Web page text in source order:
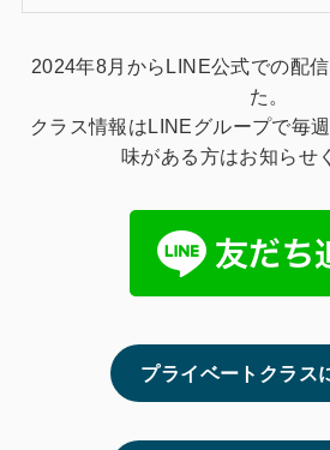
2024年8月からLINE公式での配
た。
クラス情報はLINEグループで毎
味がある方はお知らせ
プライベートクラス